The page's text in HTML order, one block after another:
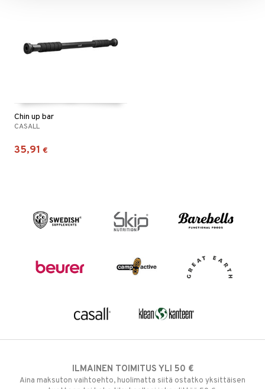
Chin up bar
CASALL
35,91 €
ILMAINEN TOIMITUS YLI 50 €
Aina maksuton vaihtoehto, huolimatta siitä ostatko yksittäisen